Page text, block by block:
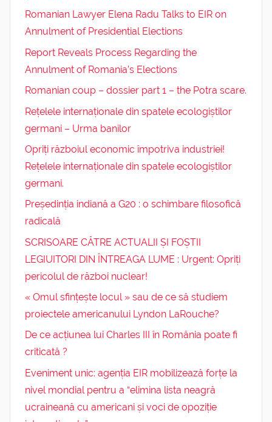
Romanian Lawyer Elena Radu Talks to EIR on
Annulment of Presidential Elections
Report Reveals Process Regarding the
Annulment of Romania’s Elections
Romanian coup – dossier part 1 – the Potra scare.
Rețelele internaționale din spatele ecologiștilor
germani – Urma banilor
Opriți războiul economic împotriva industriei!
Rețelele internaționale din spatele ecologiștilor
germani.
Președinția indiană a G20 : o schimbare filosofică
radicală
SCRISOARE CĂTRE ACTUALII ȘI FOȘTII
LEGIUITORI DIN ÎNTREAGA LUME : Urgent: Opriți
pericolul de război nuclear!
« Omul sfințește locul » sau de ce să studiem
proiectele americanului Lyndon LaRouche?
De ce acțiunea lui Charles III în România poate fi
criticată ?
Eveniment unic: agenția EIR mobilizează forțe la
nivel mondial pentru a “elimina lista neagră
ucraineană cu americani și voci de opoziție